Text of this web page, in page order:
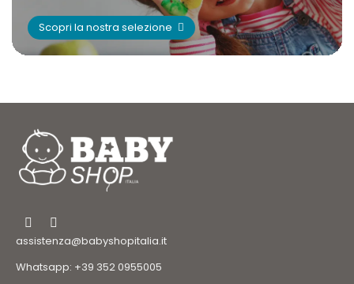
Scopri la nostra selezione
assistenza@babyshopitalia.it
Whatsapp: +39 352 0955005